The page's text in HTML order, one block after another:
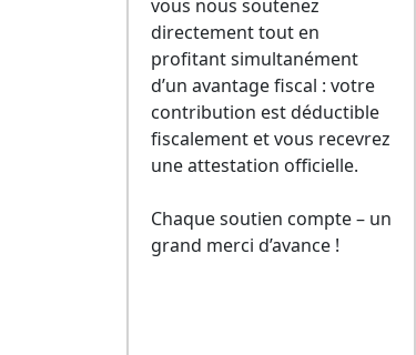
vous nous soutenez
directement tout en
profitant simultanément
d’un avantage fiscal : votre
contribution est déductible
fiscalement et vous recevrez
une attestation officielle.
Chaque soutien compte – un
grand merci d’avance !